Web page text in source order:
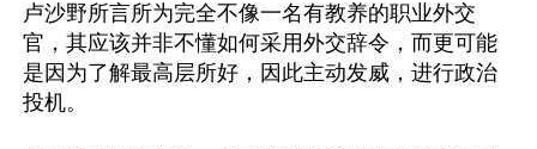
卢沙野所言所为完全不像一名有教养的职业外交
官，其应该并非不懂如何采用外交辞令，而更可能
是因为了解最高层所好，因此主动发威，进行政治
投机。